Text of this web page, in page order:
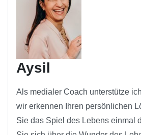
Aysil
Als medialer Coach unterstütze
wir erkennen Ihren persönlichen
Sie das Spiel des Lebens einmal